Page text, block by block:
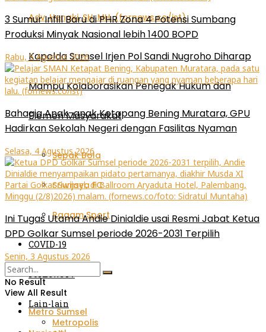
Kapolda Sumsel Irjen Pol Sandi Nugroho Diharap
Mampu Kolaborasikan Penegak Hukum dan
Elemen Masyarakat
Sepak Bola
Sriwijaya FC
Ragam Sport
COVID-19
FornewsTv
Lain-lain
3 Sumur Infill Baru di PHR Zona 4 Potensi Sumbang
Produksi Minyak Nasional lebih 1400 BOPD
Rabu, 5 Agustus 2026
Bahagia Anak-anak Ketapang Bening Muratara, GPU
Hadirkan Sekolah Negeri dengan Fasilitas Nyaman
Selasa, 4 Agustus 2026
Ini Tugas Utama Andie Dinialdie usai Resmi Jabat Ketua
DPD Golkar Sumsel periode 2026-2031 Terpilih
Senin, 3 Agustus 2026
No Result
View All Result
Metro Sumsel
Metropolis